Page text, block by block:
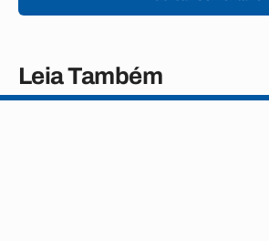
Leia Também